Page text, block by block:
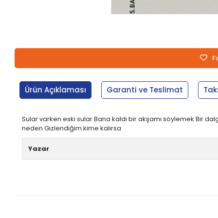
Ürün Açıklaması Garanti ve Teslimat
Sular varken eski sular Bana kaldı bir akşamı söylemek Bir
neden Gizlendiğim kime kalırsa
Yazar